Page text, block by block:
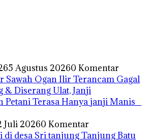
5 Agustus 20260 Komentar
Sawah Ogan Ilir Terancam Gagal
& Diserang Ulat, Janji
Petani Terasa Hanya janji Manis
Juli 20260 Komentar
di desa Sri tanjung Tanjung Batu